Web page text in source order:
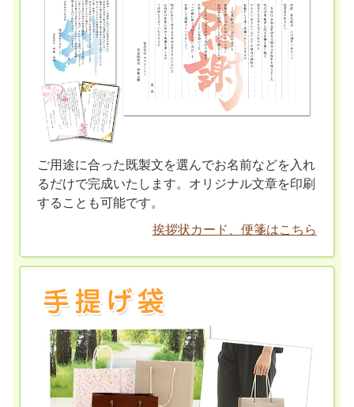
ご用途に合った既製文を選んでお名前などを入れ
るだけで完成いたします。オリジナル文章を印刷
することも可能です。
挨拶状カード、便箋はこちら